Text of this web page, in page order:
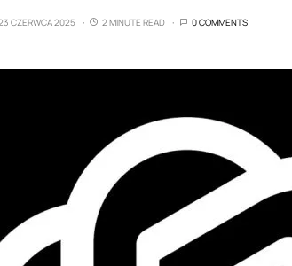
CZERWCA 2025 2 MINUTE READ 0 COMMENTS